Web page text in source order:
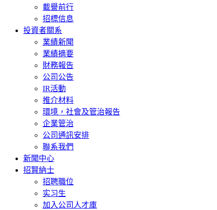
載譽前行
招標信息
投資者關系
業績新聞
業績摘要
財務報告
公司公告
IR活動
推介材料
環境，社會及管治報告
企業管治
公司通訊安排
聯系我們
新聞中心
招賢納士
招聘職位
实习生
加入公司人才庫